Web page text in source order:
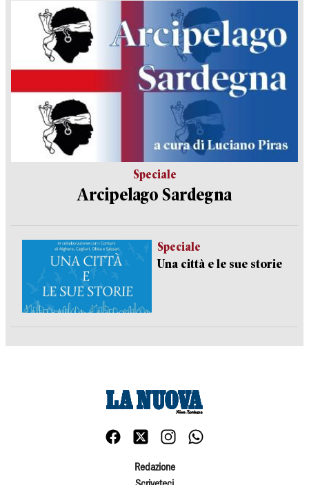
Speciale
Arcipelago Sardegna
Speciale
Una città e le sue storie
Redazione